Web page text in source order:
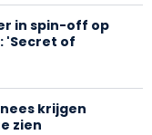
in spin-off op
'Secret of
krijgen
zien